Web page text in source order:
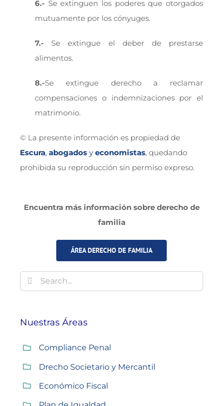
6.- Se extinguen los poderes que otorgados
mutuamente por los cónyuges.
7.- Se extingue el deber de prestarse
alimentos.
8.-Se extingue derecho a reclamar
compensaciones o indemnizaciones por el
matrimonio.
© La presente información es propiedad de
Escura, abogadosy economistas, quedando
prohibida su reproducción sin permiso expreso.
Encuentra más información sobre derecho de
familia
ÁREA DERECHO DE FAMILIA
Buscar:
Nuestras Áreas
Compliance Penal
Drecho Societario y Mercantil
Económico Fiscal